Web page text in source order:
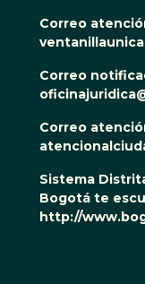
Correo
Correo
Correo
Sistema
Bogotá te
http://